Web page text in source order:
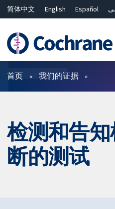
简体中文 English Español
ไทย
繁體中文
过滤
首页 我们的证据
检测和告
断的测试